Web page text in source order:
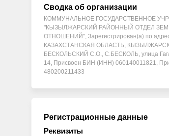
Сводка об организации
КОММУНАЛЬНОЕ ГОСУДАРСТВЕННОЕ
"КЫЗЫЛЖАРСКИЙ РАЙОННЫЙ ОТДЕЛ
ОТНОШЕНИЙ", Зарегистрирован(а) по
КАЗАХСТАНСКАЯ ОБЛАСТЬ,
БЕСКОЛЬСКИЙ С.О., С.БЕСКОЛЬ, улица
14, Присвоен БИН (ИНН) 060140011821,
480200211433
Регистрационные данные
Реквизиты